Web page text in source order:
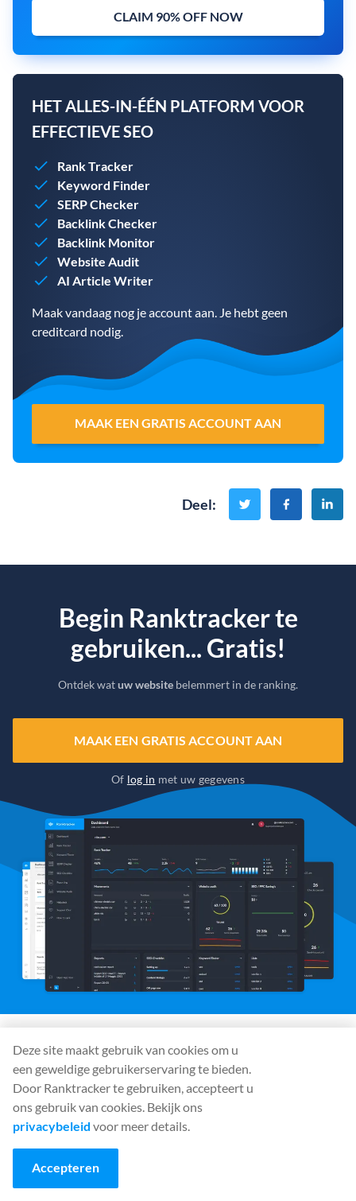
CLAIM 90% OFF NOW
HET ALLES-IN-ÉÉN PLATFORM VOOR
EFFECTIEVE SEO
Rank Tracker
Keyword Finder
SERP Checker
Backlink Checker
Backlink Monitor
Website Audit
AI Article Writer
Maak vandaag nog je account aan. Je hebt geen
creditcard nodig.
MAAK EEN GRATIS ACCOUNT AAN
Deel:
Begin Ranktracker te
gebruiken... Gratis!
Ontdek watuw website belemmert in de ranking.
MAAK EEN GRATIS ACCOUNT AAN
Of log in met uw gegevens
Sociale media
Gereedschap
Rank Tracker
Keyword Finder
Deze site maakt gebruik van cookies om u
een geweldige gebruikerservaring te bieden.
Door Ranktracker te gebruiken, accepteert u
ons gebruik van cookies. Bekijk ons
privacybeleid voor meer details.
Accepteren